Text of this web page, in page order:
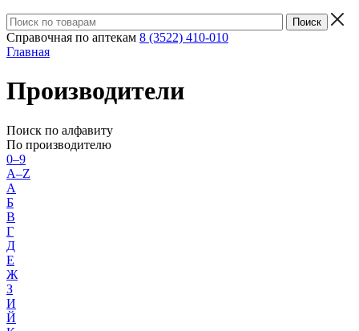
Справочная по аптекам 8 (3522) 410-010
Главная
Производители
Поиск по алфавиту
По производителю
0–9
A–Z
А
Б
В
Г
Д
Е
Ж
З
И
Й